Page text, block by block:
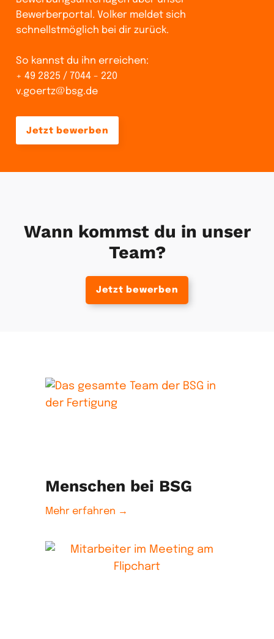
Bewerberportal. Volker meldet sich
schnellstmöglich bei dir zurück.
So kannst du ihn erreichen:
+ 49 2825 / 7044 - 220
v.goertz@bsg.de
Jetzt bewerben
Wann kommst du in unser
Team?
Jetzt bewerben
Menschen bei BSG
Mehr erfahren →